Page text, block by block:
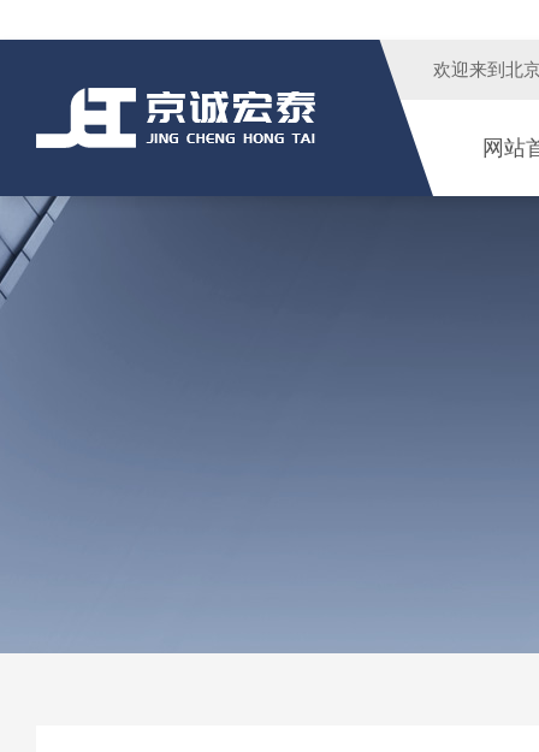
欢迎来到 北
网站